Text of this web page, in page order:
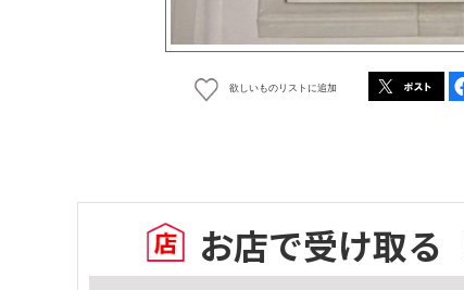
欲しいものリストに追加
お店で受け取る